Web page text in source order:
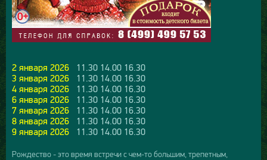
2 января 2026
11.30 14.00 16.30
3 января 2026 11.30 14.00 16.30
4 января 2026
11.30 14.00 16.30
6 января 2026 11.30 14.00 16.30
7 января 2026 11.30 14.00 16.30
8 января 2026 11.30 14.00 16.30
9 января 2026 11.30 14.00 16.30
Рождество - это время встречи с чем-то большим, трепетным,